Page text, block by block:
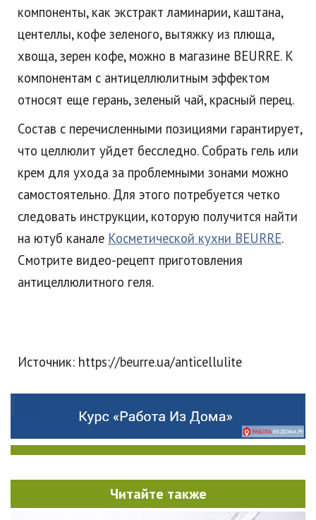
компоненты, как экстракт ламинарии, каштана,
центеллы, кофе зеленого, вытяжку из плюща,
хвоща, зерен кофе, можно в магазине BEURRE. К
компонентам с антицеллюлитным эффектом
относят еще герань, зеленый чай, красный перец.
Состав с перечисленными позициями гарантирует,
что целлюлит уйдет бесследно. Собрать гель или
крем для ухода за проблемными зонами можно
самостоятельно. Для этого потребуется четко
следовать инструкции, которую получится найти
на ютуб канале Косметической кухни BEURRE.
Смотрите видео-рецепт приготовления
антицеллюлитного геля.
Источник: https://beurre.ua/anticellulite
Читайте также